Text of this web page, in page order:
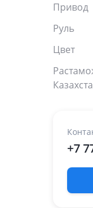
Привод
Руль
Цвет
+7